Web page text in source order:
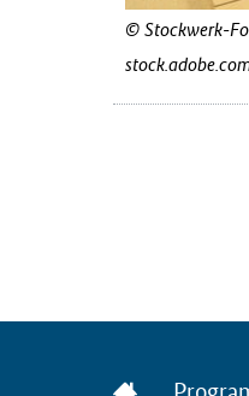
Stockwerk-
Startseite